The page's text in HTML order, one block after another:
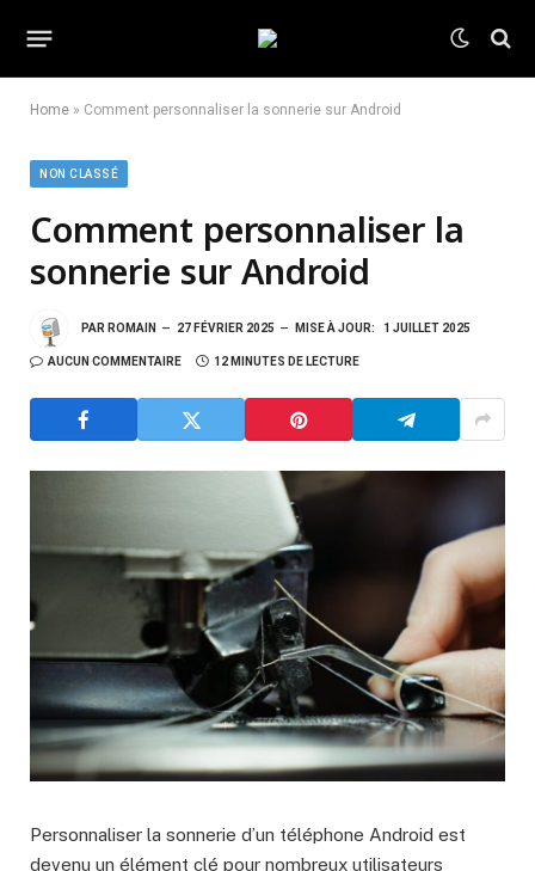
Home » Comment personnaliser la sonnerie sur Android
NON CLASSÉ
Comment personnaliser la
sonnerie sur Android
PAR ROMAIN 27 FÉVRIER 2025 MISE À JOUR: 1 JUILLET 2025
AUCUN COMMENTAIRE 12 MINUTES DE LECTURE
Personnaliser la sonnerie d’un téléphone Android est
devenu un élément clé pour nombreux utilisateurs